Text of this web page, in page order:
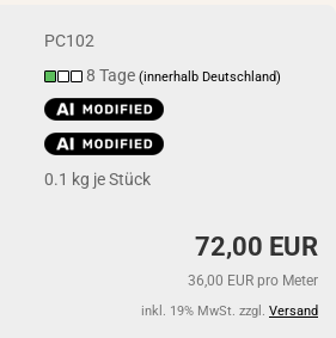
PC102
8 Tage(innerhalb Deutschland)
0.1 kg je Stück
72,00 EUR
36,00 EUR pro Meter
inkl. 19% MwSt. zzgl. Versand